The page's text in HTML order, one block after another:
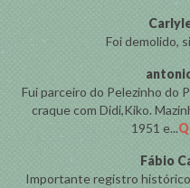
Foi demolido,
Fui parceiro do Pelezinho do
craque com Didi,Kiko.
1951 e...
Fábio
Importante registro